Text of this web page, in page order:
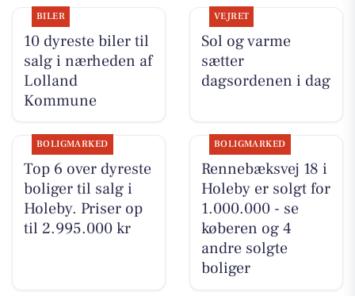
BILER
10 dyreste biler til
salg i nærheden af
Lolland
Kommune
VEJRET
Sol og varme
sætter
dagsordenen i dag
BOLIGMARKED
Top 6 over dyreste
boliger til salg i
Holeby. Priser op
til 2.995.000 kr
BOLIGMARKED
Rennebæksvej 18 i
Holeby er solgt for
1.000.000 - se
køberen og 4
andre solgte
boliger